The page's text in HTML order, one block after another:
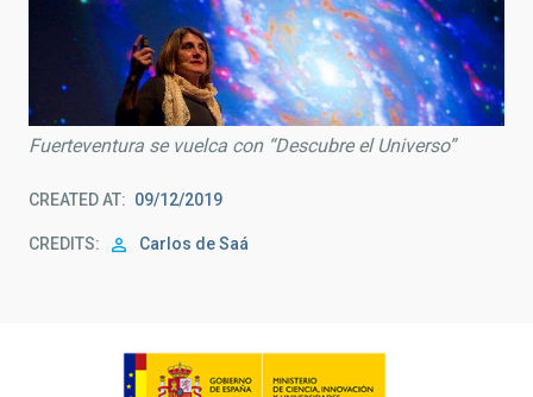
Fuerteventura se vuelca con “Descubre el Universo”
CREATED AT 09/12/2019
CREDITS Carlos de Saá